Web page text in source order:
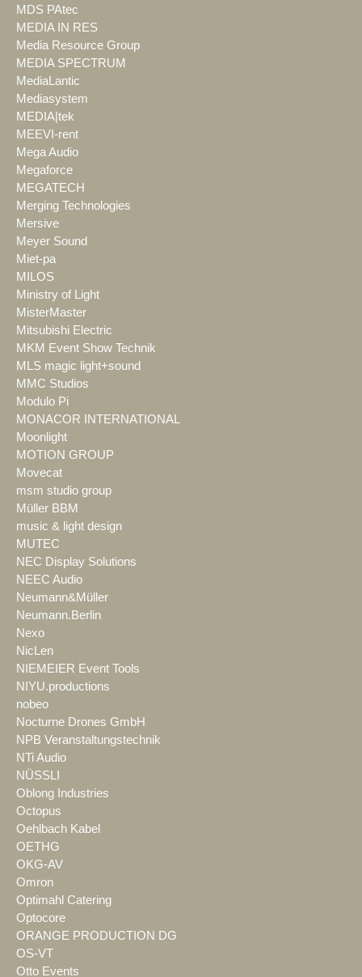
MDS PAtec
MEDIA IN RES
Media Resource Group
MEDIA SPECTRUM
MediaLantic
Mediasystem
MEDIA|tek
MEEVI-rent
Mega Audio
Megaforce
MEGATECH
Merging Technologies
Mersive
Meyer Sound
Miet-pa
MILOS
Ministry of Light
MisterMaster
Mitsubishi Electric
MKM Event Show Technik
MLS magic light+sound
MMC Studios
Modulo Pi
MONACOR INTERNATIONAL
Moonlight
MOTION GROUP
Movecat
msm studio group
Müller BBM
music & light design
MUTEC
NEC Display Solutions
NEEC Audio
Neumann&Müller
Neumann.Berlin
Nexo
NicLen
NIEMEIER Event Tools
NIYU.productions
nobeo
Nocturne Drones GmbH
NPB Veranstaltungstechnik
NTi Audio
NÜSSLI
Oblong Industries
Octopus
Oehlbach Kabel
OETHG
OKG-AV
Omron
Optimahl Catering
Optocore
ORANGE PRODUCTION DG
OS-VT
Otto Events